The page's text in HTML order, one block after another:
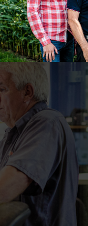
Plusieurs
nourrir vos